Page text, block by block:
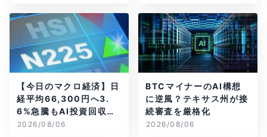
【今日のマクロ経済】日
経平均66,300円へ3.
6%急騰もAI投資回収懸
念が再燃
2026/08/06
BTCマイナーのAI構想
に逆風？テキサス州が接
続審査を厳格化
2026/08/06